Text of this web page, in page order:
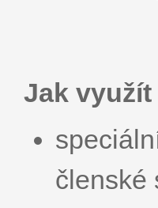
Jak využít
členské